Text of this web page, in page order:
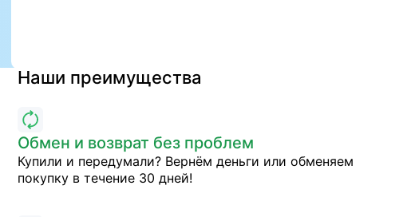
Наши преимущества
Обмен и возврат без проблем
Купили и передумали? Вернём деньги или обменяем
покупку в течение 30 дней!